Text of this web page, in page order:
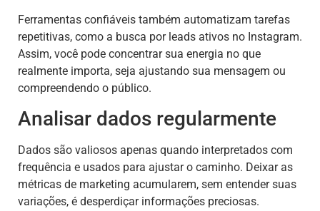
Ferramentas confiáveis também automatizam tarefas
repetitivas, como a busca por leads ativos no Instagram.
Assim, você pode concentrar sua energia no que
realmente importa, seja ajustando sua mensagem ou
compreendendo o público.
Analisar dados regularmente
Dados são valiosos apenas quando interpretados com
frequência e usados para ajustar o caminho. Deixar as
métricas de marketing acumularem, sem entender suas
variações, é desperdiçar informações preciosas.